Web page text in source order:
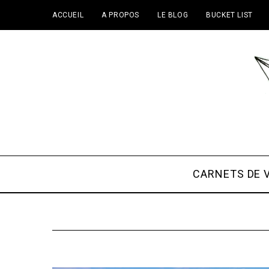
ACCUEIL A PROPOS LE BLOG BUCKET LIST
CARNETS DE